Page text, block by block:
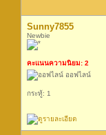
Sunny7855
Newbie
คะแนนความนิยม: 2
ออฟไลน์
กระทู้: 1